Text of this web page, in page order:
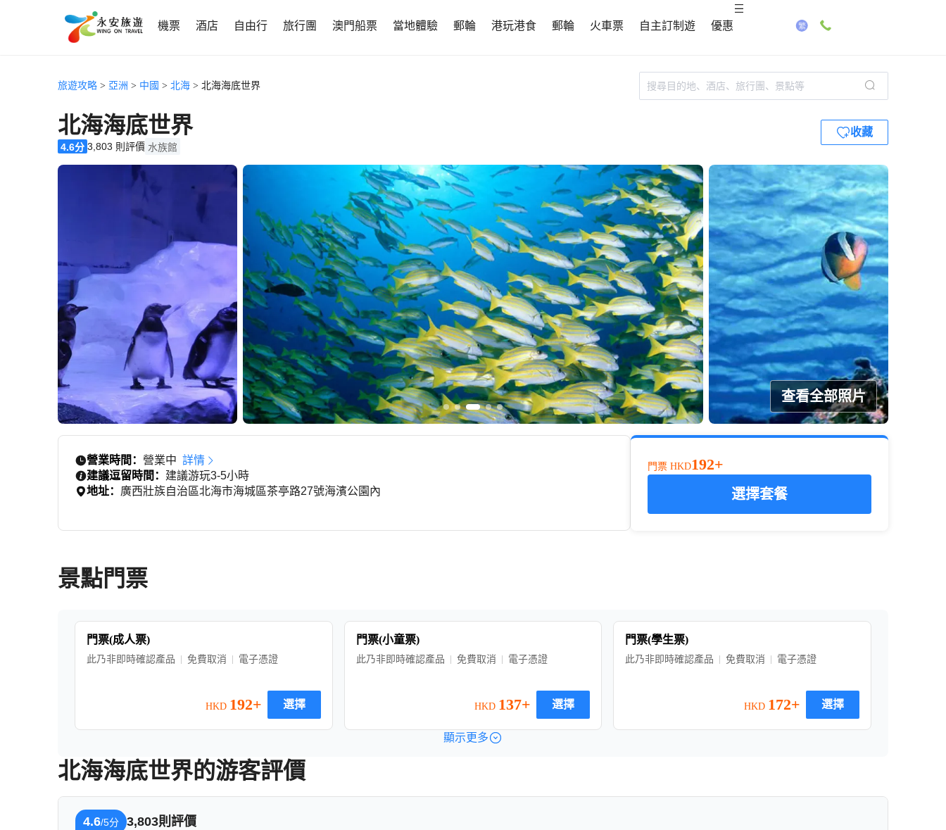
機票 酒店 自由行 旅行團 澳門船票 當地體驗 郵輪 港玩港食 郵輪 火車票 自主訂制遊 優惠
旅遊攻略 > 亞洲 > 中國 > 北海 > 北海海底世界
北海海底世界
4.6分 3,803 則評價 水族館
收藏
查看全部照片
營業時間： 營業中 詳情
建議逗留時間： 建議游玩3-5小時
地址： 廣西壯族自治區北海市海城區茶亭路27號海濱公園內
門票 HKD192+
選擇套餐
景點門票
門票(成人票)
此乃非即時確認產品 免費取消 電子憑證
HKD 192+ 選擇
門票(小童票)
此乃非即時確認產品 免費取消 電子憑證
HKD 137+ 選擇
門票(學生票)
此乃非即時確認產品 免費取消 電子憑證
HKD 172+ 選擇
顯示更多
北海海底世界的游客評價
4.6/5分 3,803則評價